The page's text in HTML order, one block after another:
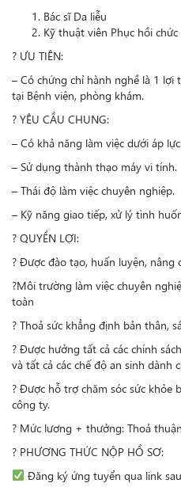
Bác sĩ Da liễu
Kỹ thuật viên Phục hồi
? ƯU TIÊN:
– Có chứng chỉ hành nghề là 1 lợi
tại Bệnh viện, phòng khám.
? YÊU CẦU CHUNG:
– Có khả năng làm việc dưới áp
– Sử dụng thành thạo máy vi tính.
– Thái độ làm việc chuyên nghiệp.
– Kỹ năng giao tiếp, xử lý tình
? QUYỀN LỢI:
? Được đào tạo, huấn luyện,
?Môi trường làm việc chuyên
toàn
? Thoả sức khẳng định bản thân,
? Được hưởng tất cả các chính
và tất cả các chế độ an sinh dành
? Được hỗ trợ chăm sóc sức khỏe
công ty.
? Mức lương + thưởng: Thoả
? PHƯƠNG THỨC NỘP HỒ SƠ:
Đăng ký ứng tuyển qua link